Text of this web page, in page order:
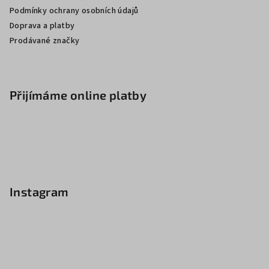
Podmínky ochrany osobních údajů
Doprava a platby
Prodávané značky
Přijímáme online platby
Instagram